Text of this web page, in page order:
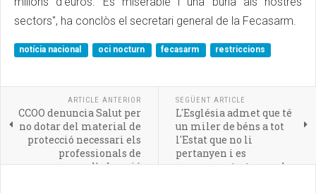
sectors", ha conclòs el secretari general de la Fecasarm.
notícia nacional oci nocturn fecasarm restriccions
ARTICLE ANTERIOR
CCOO denuncia Salut per
no dotar del material de
protecció necessari els
professionals de
l'educació
SEGÜENT ARTICLE
L'Església admet que té
un miler de béns a tot
l'Estat que no li
pertanyen i es
compromet a tornar-los